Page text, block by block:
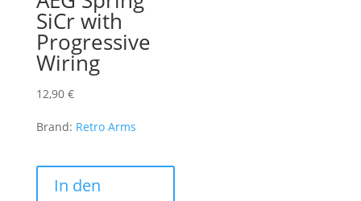
SiCr with
Progressive
Wiring
12,90 €
Brand: Retro Arms
In den